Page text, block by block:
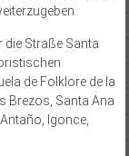
Straße Santa
de Folklore de la
Brezos, Santa Ana
Igonce,